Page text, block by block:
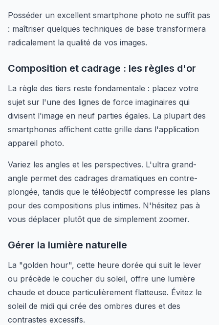
Posséder un excellent smartphone photo ne suffit pas
: maîtriser quelques techniques de base transformera
radicalement la qualité de vos images.
Composition et cadrage : les règles d'or
La règle des tiers reste fondamentale : placez votre
sujet sur l'une des lignes de force imaginaires qui
divisent l'image en neuf parties égales. La plupart des
smartphones affichent cette grille dans l'application
appareil photo.
Variez les angles et les perspectives. L'ultra grand-
angle permet des cadrages dramatiques en contre-
plongée, tandis que le téléobjectif compresse les plans
pour des compositions plus intimes. N'hésitez pas à
vous déplacer plutôt que de simplement zoomer.
Gérer la lumière naturelle
La "golden hour", cette heure dorée qui suit le lever
ou précède le coucher du soleil, offre une lumière
chaude et douce particulièrement flatteuse. Évitez le
soleil de midi qui crée des ombres dures et des
contrastes excessifs.